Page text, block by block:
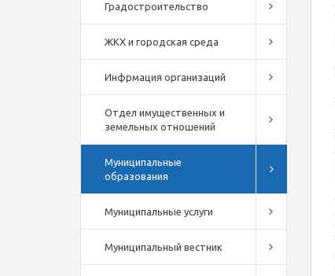
Градостроительство
ЖКХ и городская среда
Инфрмация организаций
Отдел имущественных и
земельных отношений
Муниципальные
образования
Муниципальные услуги
Муниципальный вестник